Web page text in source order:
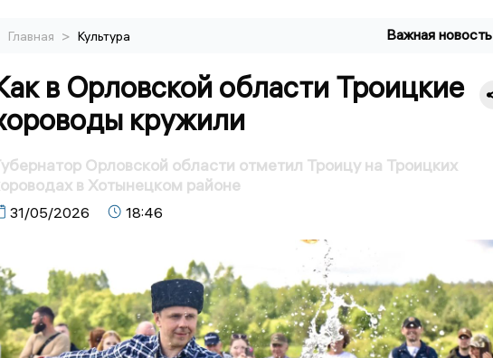
Главная > Культура Важная новость
в Орловской области Троицкие
кружили
Орловской области отметил Троицу на Троицких
в Хотынецком районе
31/05/2026 18:46